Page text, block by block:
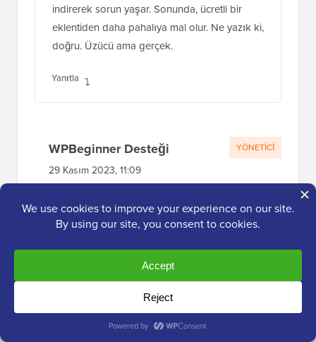
indirerek sorun yaşar. Sonunda, ücretli bir
eklentiden daha pahalıya mal olur. Ne yazık ki,
doğru. Üzücü ama gerçek.
Yanıtla
WPBeginner Desteği
29 Kasım 2023, 11:09
Site tehlikeye girmiş olsa da, bunun birçok
olası nedeni vardır, bu nedenle yalnızca
beyaz bir ekranın ölümü, bir sitenin
hacklendiği anlamına gelmez.
YÖNETICI